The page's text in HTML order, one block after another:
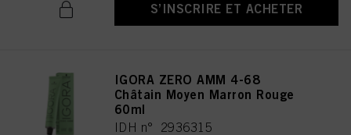
S’INSCRIRE ET ACHETER
IGORA ZERO AMM 4-68
Châtain Moyen Marron Rouge
60ml
IDH n° 2936315